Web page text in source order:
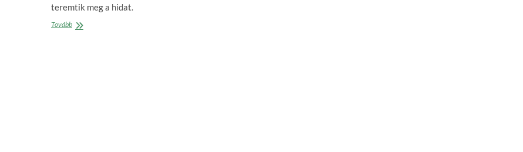
teremtik meg a hidat.
TovábbÍgy